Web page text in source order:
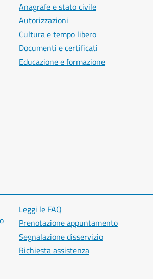
Anagrafe e stato civile
Autorizzazioni
Cultura e tempo libero
Documenti e certificati
Educazione e formazione
Leggi le FAQ
Prenotazione appuntamento
Segnalazione disservizio
Richiesta assistenza